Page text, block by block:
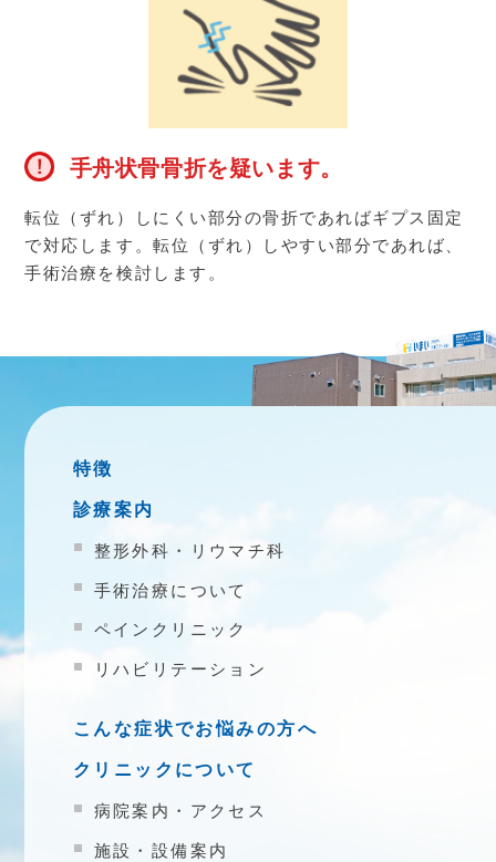
手舟状骨骨折を疑います。
転位（ずれ）しにくい部分の骨折であればギプス固定
で対応します。転位（ずれ）しやすい部分であれば、
手術治療を検討します。
特徴
診療案内
整形外科・リウマチ科
手術治療について
ペインクリニック
リハビリテーション
こんな症状でお悩みの方へ
クリニックについて
病院案内・アクセス
施設・設備案内